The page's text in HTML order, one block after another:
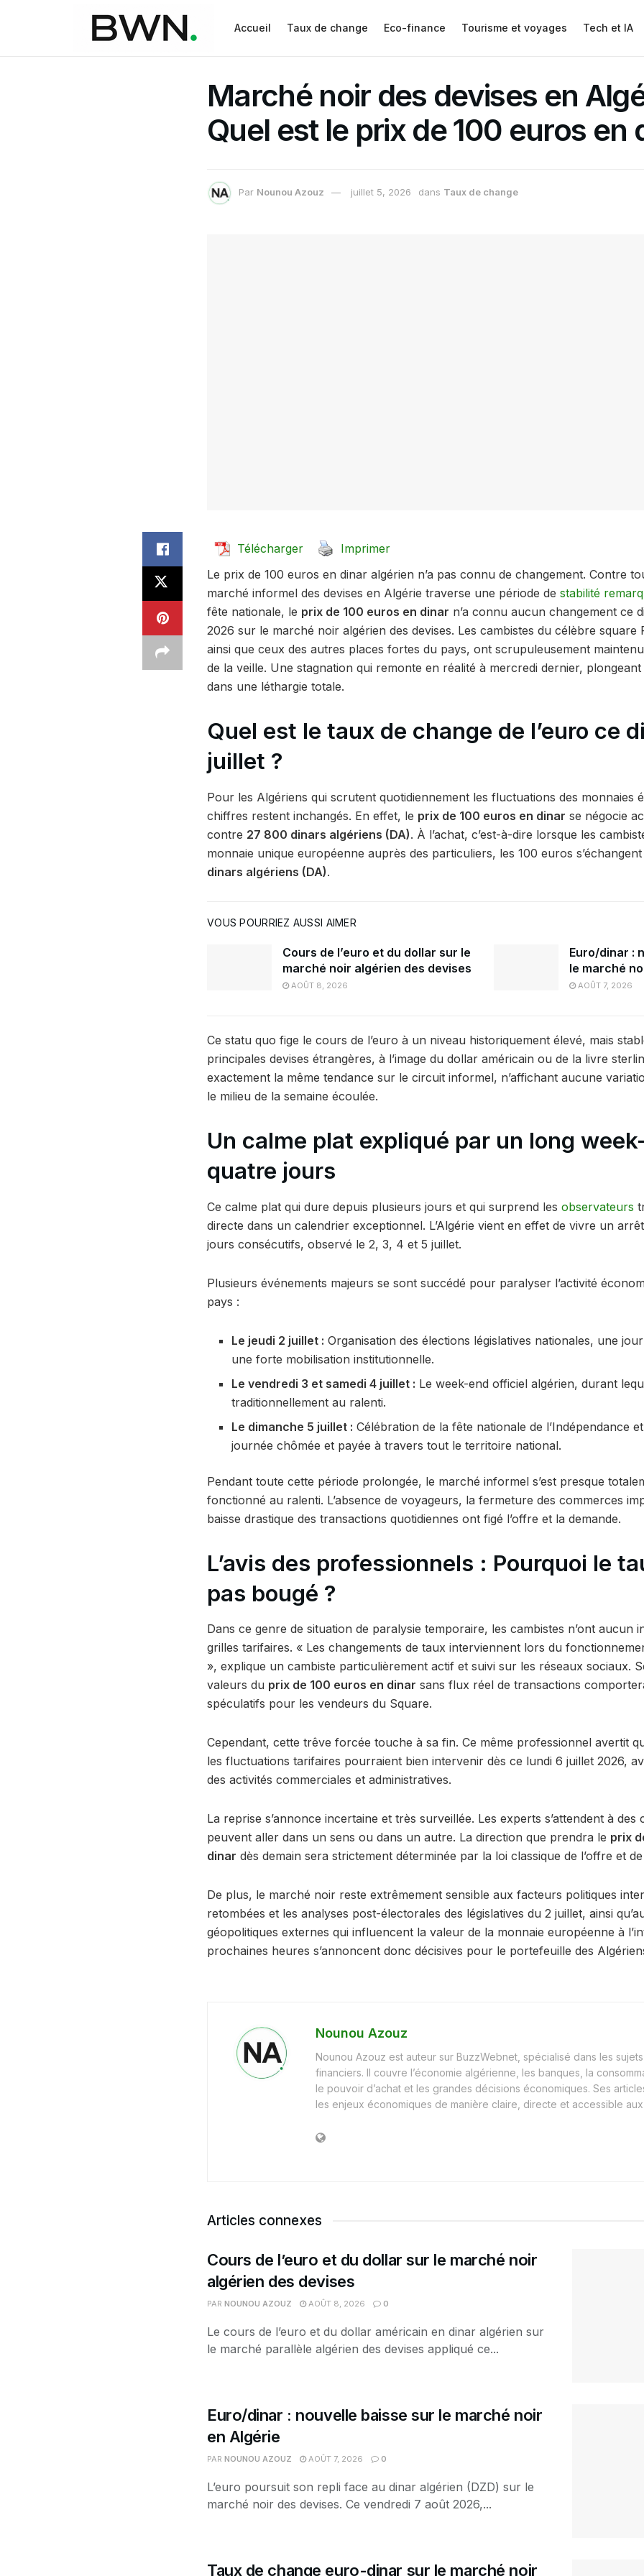
Accueil Taux de change Eco-finance Tourisme et voyages Tech et IA
Marché noir des devises en
Quel est le prix de 100 euros en
Par Nounou Azouz juillet 5, 2026 dans Taux de change
Télécharger
Imprimer
Le prix de 100 euros en dinar algérien n’a pas connu de changement. Contre
marché informel des devises en Algérie traverse une période de stabilité
fête nationale, le prix de 100 euros en dinar n’a connu aucun changement ce
2026 sur le marché noir algérien des devises. Les cambistes du célèbre square
ainsi que ceux des autres places fortes du pays, ont scrupuleusement
de la veille. Une stagnation qui remonte en réalité à mercredi dernier,
dans une léthargie totale.
Quel est le taux de change de l’euro ce
juillet ?
Pour les Algériens qui scrutent quotidiennement les fluctuations des monnaies
chiffres restent inchangés. En effet, le prix de 100 euros en dinar se négocie
contre 27 800 dinars algériens (DA). À l’achat, c’est-à-dire lorsque les
monnaie unique européenne auprès des particuliers, les 100 euros
dinars algériens (DA).
VOUS POURRIEZ AUSSI AIMER
Cours de l’euro et du dollar sur le
marché noir algérien des devises
AOÛT 8, 2026
Euro/dinar :
le marché
AOÛT 7, 2026
Ce statu quo fige le cours de l’euro à un niveau historiquement élevé, mais
principales devises étrangères, à l’image du dollar américain ou de la livre
exactement la même tendance sur le circuit informel, n’affichant aucune
le milieu de la semaine écoulée.
Un calme plat expliqué par un long
quatre jours
Ce calme plat qui dure depuis plusieurs jours et qui surprend les observateurs
directe dans un calendrier exceptionnel. L’Algérie vient en effet de vivre un
jours consécutifs, observé le 2, 3, 4 et 5 juillet.
Plusieurs événements majeurs se sont succédé pour paralyser l’activité
pays :
Le jeudi 2 juillet : Organisation des élections législatives nationales, une
une forte mobilisation institutionnelle.
Le vendredi 3 et samedi 4 juillet : Le week-end officiel algérien, durant
traditionnellement au ralenti.
Le dimanche 5 juillet : Célébration de la fête nationale de l’Indépendance
journée chômée et payée à travers tout le territoire national.
Pendant toute cette période prolongée, le marché informel s’est presque
fonctionné au ralenti. L’absence de voyageurs, la fermeture des commerces
baisse drastique des transactions quotidiennes ont figé l’offre et la demande.
L’avis des professionnels : Pourquoi le
pas bougé ?
Dans ce genre de situation de paralysie temporaire, les cambistes n’ont aucun
grilles tarifaires. « Les changements de taux interviennent lors du
», explique un cambiste particulièrement actif et suivi sur les réseaux sociaux.
valeurs du prix de 100 euros en dinar sans flux réel de transactions
spéculatifs pour les vendeurs du Square.
Cependant, cette trêve forcée touche à sa fin. Ce même professionnel avertit
les fluctuations tarifaires pourraient bien intervenir dès ce lundi 6 juillet 2026,
des activités commerciales et administratives.
La reprise s’annonce incertaine et très surveillée. Les experts s’attendent à des
peuvent aller dans un sens ou dans un autre. La direction que prendra le prix
dinar dès demain sera strictement déterminée par la loi classique de l’offre et
De plus, le marché noir reste extrêmement sensible aux facteurs politiques
retombées et les analyses post-électorales des législatives du 2 juillet, ainsi
géopolitiques externes qui influencent la valeur de la monnaie européenne à
prochaines heures s’annoncent donc décisives pour le portefeuille des
Nounou Azouz
Nounou Azouz est auteur sur BuzzWebnet, spécialisé dans les
financiers. Il couvre l’économie algérienne, les banques, la
le pouvoir d’achat et les grandes décisions économiques. Ses
les enjeux économiques de manière claire, directe et accessible
Articles connexes
Cours de l’euro et du dollar sur le marché noir
algérien des devises
PAR NOUNOU AZOUZ AOÛT 8, 2026 0
Le cours de l’euro et du dollar américain en dinar algérien sur
le marché parallèle algérien des devises appliqué ce...
Euro/dinar : nouvelle baisse sur le marché noir
en Algérie
PAR NOUNOU AZOUZ AOÛT 7, 2026 0
L’euro poursuit son repli face au dinar algérien (DZD) sur le
marché noir des devises. Ce vendredi 7 août 2026,...
Taux de change euro-dinar sur le marché noir